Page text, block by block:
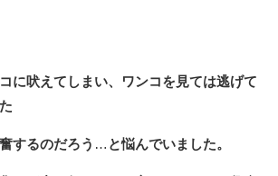
に吠えてしまい、ワンコを見ては逃げて
するのだろう … と悩んでいました。